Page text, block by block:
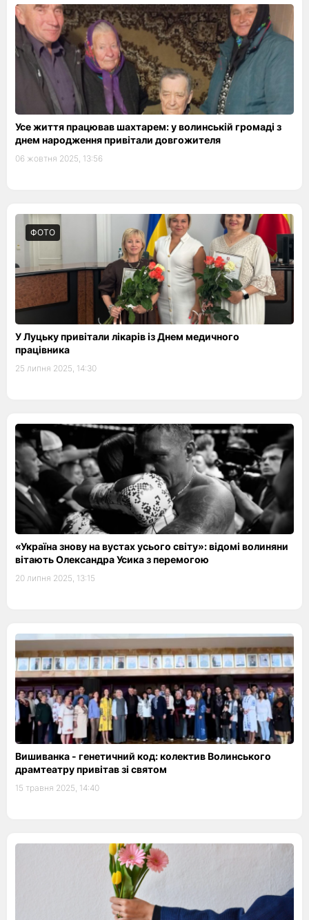
Усе життя працював шахтарем: у волинській громаді з
днем народження привітали довгожителя
06 жовтня 2025, 13:56
ФОТО
У Луцьку привітали лікарів із Днем медичного
працівника
25 липня 2025, 14:30
«Україна знову на вустах усього світу»: відомі волиняни
вітають Олександра Усика з перемогою
20 липня 2025, 13:15
Вишиванка - генетичний код: колектив Волинського
драмтеатру привітав зі святом
15 травня 2025, 14:40